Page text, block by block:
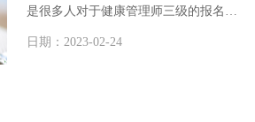
是很多人对于健康管理师三级的报名费
用多少不了解，今天我们就这个问题一
日期：2023-02-24